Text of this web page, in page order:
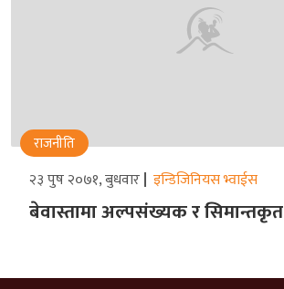
राजनीति
२३ पुष २०७१, बुधवार इन्डिजिनियस भ्वाईस
बेवास्तामा अल्पसंख्यक र सिमान्तकृत